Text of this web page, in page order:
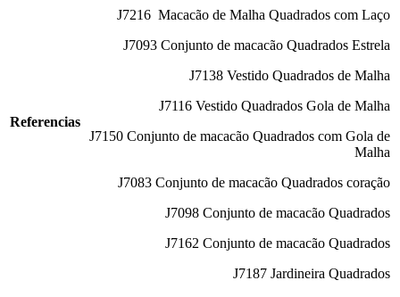
Referencias
J7216 Macacão de Malha Quadrados com Laço
J7093 Conjunto de macacão Quadrados Estrela
J7138 Vestido Quadrados de Malha
J7116 Vestido Quadrados Gola de Malha
J7150 Conjunto de macacão Quadrados com Gola de
Malha
J7083 Conjunto de macacão Quadrados coração
J7098 Conjunto de macacão Quadrados
J7162 Conjunto de macacão Quadrados
J7187 Jardineira Quadrados